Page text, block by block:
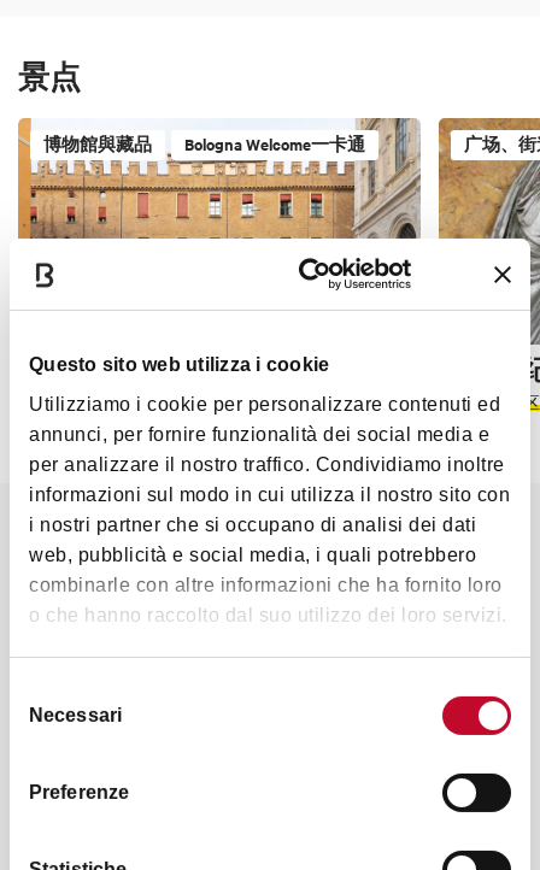
Questo sito web utilizza i cookie
Utilizziamo i cookie per personalizzare contenuti ed
annunci, per fornire funzionalità dei social media e
per analizzare il nostro traffico. Condividiamo inoltre
informazioni sul modo in cui utilizza il nostro sito con
i nostri partner che si occupano di analisi dei dati
web, pubblicità e social media, i quali potrebbero
combinarle con altre informazioni che ha fornito loro
o che hanno raccolto dal suo utilizzo dei loro servizi.
delNecessari
Preferenze
景点
博物館與藏品 Bologna Welcome一卡通
裴波利宫殿——博洛尼亚历史博
物馆
四方区 无障碍场所
广场、
卡尔特
博洛尼亚市区
博客